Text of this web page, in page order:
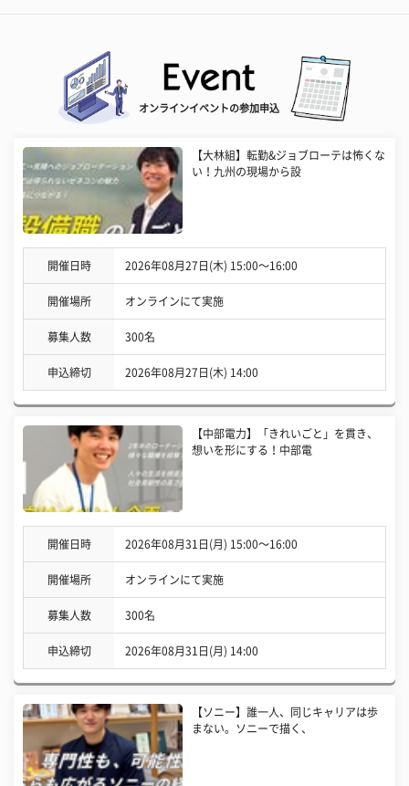
オンラインイベントの参加申込
【大林組】転勤&ジョブローテは怖くな
い！九州の現場から設
開催日時 2026年08月27日(木) 15:00〜16:00
開催場所 オンラインにて実施
募集人数 300名
申込締切 2026年08月27日(木) 14:00
【中部電力】「きれいごと」を貫き、
想いを形にする！中部電
開催日時 2026年08月31日(月) 15:00〜16:00
開催場所 オンラインにて実施
募集人数 300名
申込締切 2026年08月31日(月) 14:00
【ソニー】誰一人、同じキャリアは歩
まない。ソニーで描く、